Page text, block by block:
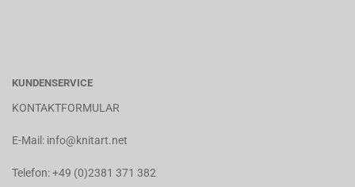
KUNDENSERVICE
KONTAKTFORMULAR
E-Mail: info@knitart.net
Telefon:+49 (0)2381 371 382